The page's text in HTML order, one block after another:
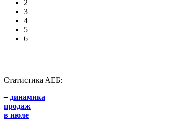
2
3
4
5
6
Статистика АЕБ:
– динамика
продаж
в июле